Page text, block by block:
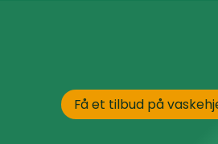
Få et tilbud på